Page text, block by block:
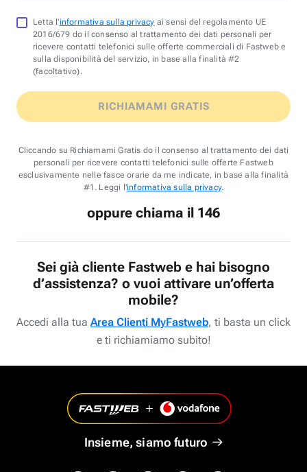
Letta l'informativa sulla privacy ai sensi del regolamento UE
2016/679 do il consenso al trattamento dei dati personali per
ricevere contatti telefonici sulle offerte commerciali di Fastweb e
sulla disponibilità del servizio, in base alla finalità #2
(facoltativo).
RICHIAMAMI GRATIS
Cliccando su Richiamami Gratis do il consenso al trattamento dei dati
personali per ricevere contatti telefonici sulle offerte Fastweb
esclusivamente nelle fasce orarie da me indicate, in base alla finalità
#1. Leggi l'informativa sulla privacy.
oppure chiama il 146
Sei già cliente Fastweb e hai bisogno
d’assistenza? o vuoi attivare un’offerta
mobile?
Accedi alla tua Area Clienti MyFastweb, ti basta un click
e ti richiamiamo subito!
Insieme, siamo futuro